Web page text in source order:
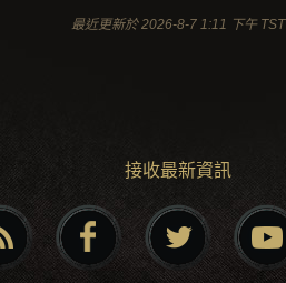
最近更新於 2026-8-7 1:11 下午 TST
接收最新資訊